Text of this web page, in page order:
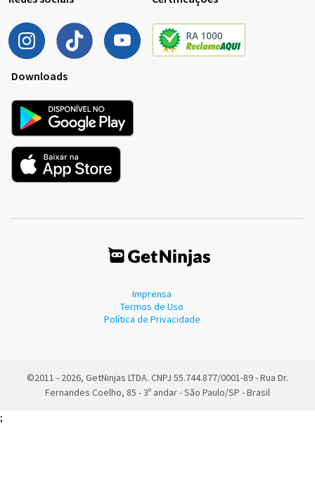
Downloads
Imprensa
Termos de Uso
Política de Privacidade
©2011 - 2026, GetNinjas LTDA. CNPJ 55.744.877/0001-89 - Rua Dr.
Fernandes Coelho, 85 - 3º andar - São Paulo/SP - Brasil
;